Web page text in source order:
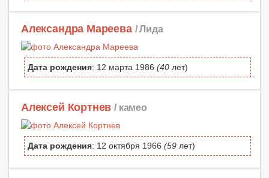
Александра Мареева / Лида
Дата рождения: 12 марта 1986 (40 лет)
Алексей Кортнев / камео
Дата рождения: 12 октября 1966 (59 лет)